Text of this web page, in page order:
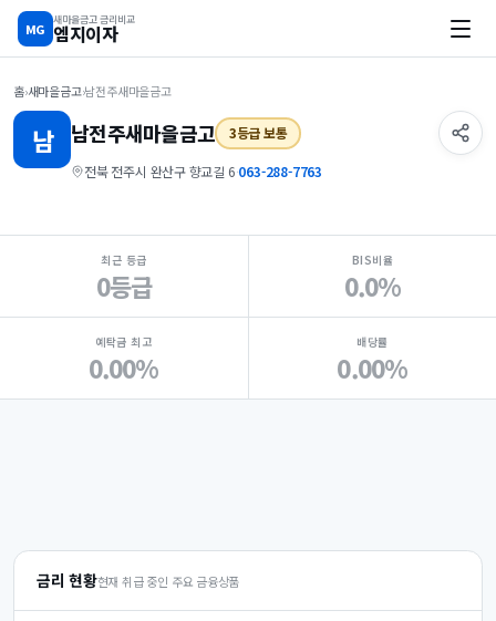
MG
새마을금고 금리비교
엠지이자
홈›새마을금고›남전주새마을금고
남 남전주새마을금고 3등급 보통
전북 전주시 완산구 향교길 6·063-288-7763
지점 핵심 지표 요약
최근 등급
0등급
BIS비율
0.0%
예탁금 최고
0.00%
배당률
0.00%
금리 현황현재 취급 중인 주요 금융상품